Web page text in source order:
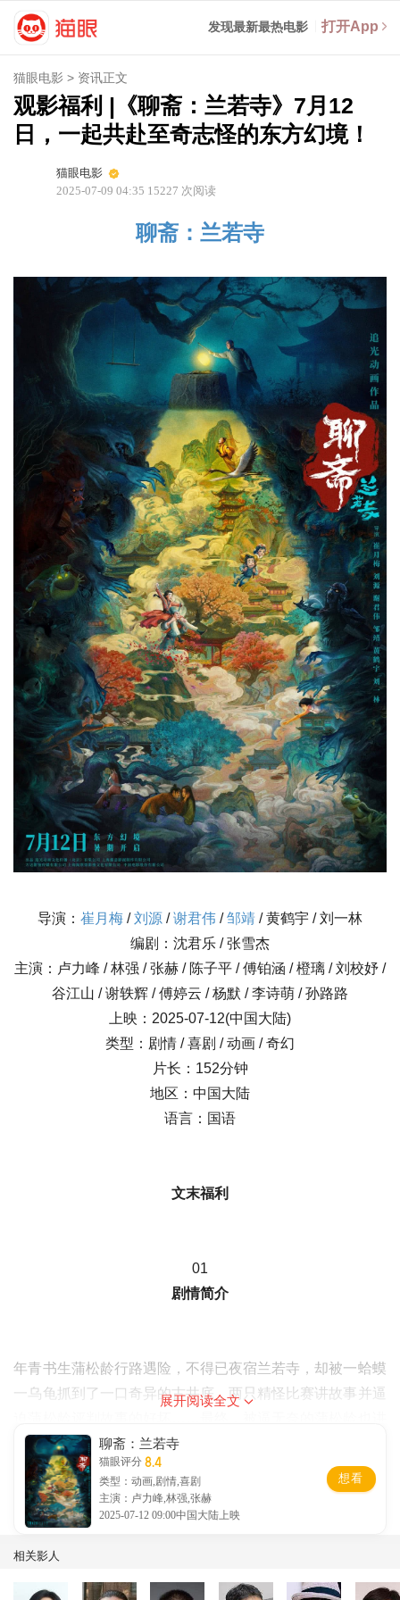
发现最新最热电影 打开App
猫眼电影 > 资讯正文
观影福利 |《聊斋：兰若寺》7月12
日，一起共赴至奇志怪的东方幻境！
猫眼电影
2025-07-09 04:35 15227 次阅读
聊斋：兰若寺
导演： 崔月梅 /刘源 /谢君伟 /邹靖 / 黄鹤宇 / 刘一林
编剧：沈君乐 / 张雪杰
主演：卢力峰 / 林强 / 张赫 / 陈子平 / 傅铂涵 / 橙璃 / 刘校妤 /
谷江山 / 谢轶辉 / 傅婷云 / 杨默 / 李诗萌 / 孙路路
上映：2025-07-12(中国大陆)
类型：剧情 / 喜剧 / 动画 / 奇幻
片长：152分钟
地区：中国大陆
语言：国语
文末福利
01
剧情简介
年青书生蒲松龄行路遇险，不得已夜宿兰若寺，却被一蛤蟆
一乌龟抓到了一口奇异的古井底，两只精怪比赛讲故事并逼
出了自己的奇妙故事。
本片为篇章式结构，分为一条主线《井下故事》以及五个经
典聊斋故事改编的《崂山道士》《莲花公主》《聂小倩》
《画皮》《鲁公女》，共六个篇章。
展开阅读全文
聊斋：兰若寺
猫眼评分 8.4
类型：动画,剧情,喜剧
主演：卢力峰,林强,张赫
2025-07-12 09:00中国大陆上映
想看
相关影人